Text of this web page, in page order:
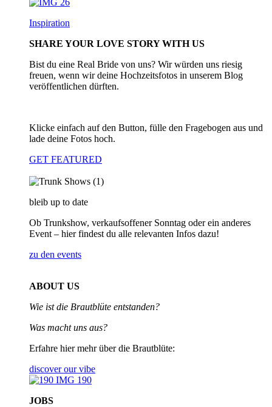
Inspiration
SHARE YOUR LOVE STORY WITH US
Bist du eine Real Bride von uns? Wir würden uns riesig
freuen, wenn wir deine Hochzeitsfotos in unserem Blog
veröffentlichen dürften.
Klicke einfach auf den Button, fülle den Fragebogen aus und
lade deine Fotos hoch.
GET FEATURED
bleib up to date
Ob Trunkshow, verkaufsoffener Sonntag oder ein anderes
Event – hier findest du alle relevanten Infos dazu!
zu den events
ABOUT US
Wie ist die Brautblüte entstanden?
Was macht uns aus?
Erfahre hier mehr über die Brautblüte:
discover our vibe
JOBS